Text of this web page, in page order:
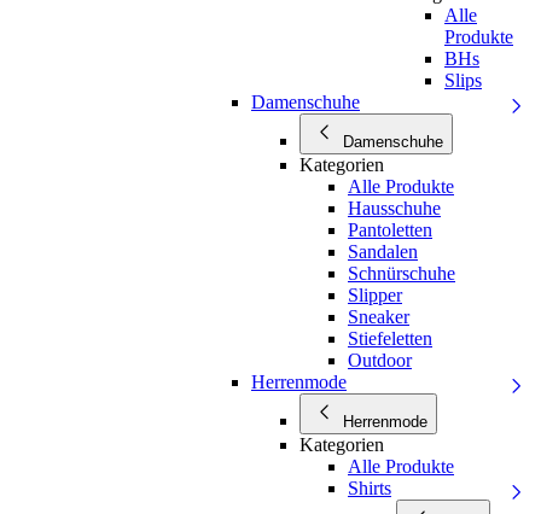
Alle
Produkte
BHs
Slips
Damenschuhe
Damenschuhe
Kategorien
Alle Produkte
Hausschuhe
Pantoletten
Sandalen
Schnürschuhe
Slipper
Sneaker
Stiefeletten
Outdoor
Herrenmode
Herrenmode
Kategorien
Alle Produkte
Shirts